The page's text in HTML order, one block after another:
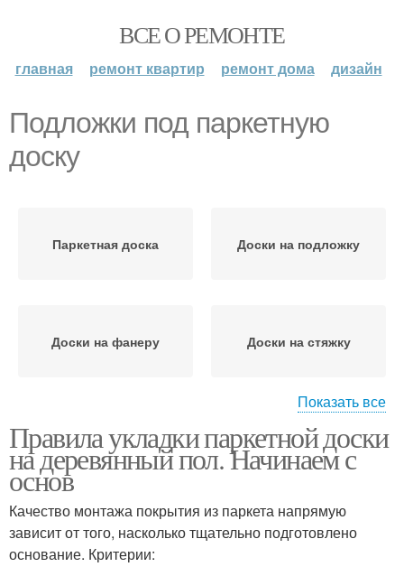
ВСЕ О РЕМОНТЕ
главная ремонт квартир ремонт дома дизайн
Подложки под паркетную
доску
Паркетная доска Доски на подложку
Доски на фанеру Доски на стяжку
Цены на подложку
Подложка под
паркетную доску
Пенополиэтиленовая
подложка
Пенополипропиленовая
Показать все
Правила укладки паркетной доски
на деревянный пол. Начинаем с
основ
Качество монтажа покрытия из паркета напрямую
зависит от того, насколько тщательно подготовлено
основание. Критерии: